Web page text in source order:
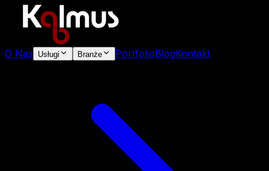
O Nas Usługi Branże PortfolioBlogKontakt